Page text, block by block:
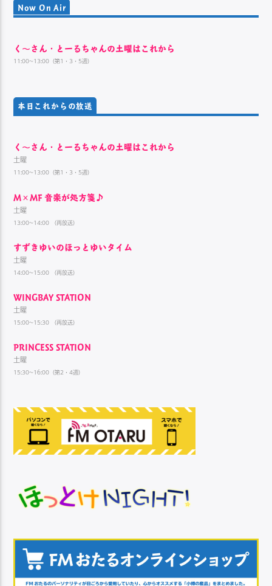
Now On Air
く～さん・とーるちゃんの土曜はこれから
11:00~13:00（第1・3・5週）
本日これからの放送
く～さん・とーるちゃんの土曜はこれから
土曜
11:00~13:00（第1・3・5週）
M×MF 音楽が処方箋♪
土曜
13:00~14:00 （再放送）
すずきゆいのほっとゆいタイム
土曜
14:00~15:00 （再放送）
WINGBAY STATION
土曜
15:00~15:30 （再放送）
PRINCESS STATION
土曜
15:30~16:00（第2・4週）